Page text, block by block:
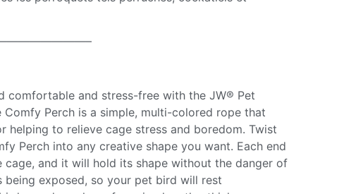
comfortable and stress-free with the JW® Pet
Comfy Perch is a simple, multi-colored rope that
helping to relieve cage stress and boredom. Twist
Perch into any creative shape you want. Each end
cage, and it will hold its shape without the danger of
being exposed, so your pet bird will rest